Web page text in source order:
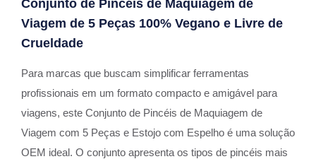
Conjunto de Pincéis de Maquiagem de
Viagem de 5 Peças 100% Vegano e Livre de
Crueldade
Para marcas que buscam simplificar ferramentas
profissionais em um formato compacto e amigável para
viagens, este Conjunto de Pincéis de Maquiagem de
Viagem com 5 Peças e Estojo com Espelho é uma solução
OEM ideal. O conjunto apresenta os tipos de pincéis mais